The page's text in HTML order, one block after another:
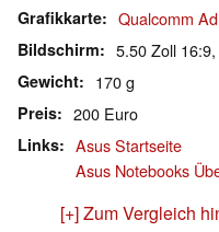
Grafikkarte Qualcomm
Bildschirm 5.50 Zoll
Gewicht 170 g
Preis 200 Euro
Links
Asus Startseite
Asus Notebooks
[+] Zum Vergleich